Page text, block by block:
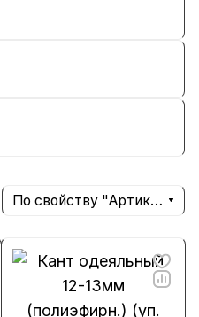
По свойству "Артикул" (убывание)